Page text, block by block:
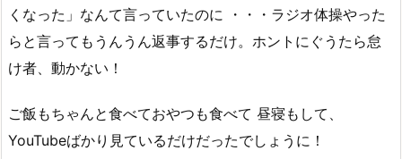
くなった」なんて言っていたのに ・・・ラジオ体操やった
らと言ってもうんうん返事するだけ。ホントにぐうたら怠
け者、動かない！
ご飯もちゃんと食べておやつも食べて 昼寝もして、
YouTubeばかり見ているだけだったでしょうに！